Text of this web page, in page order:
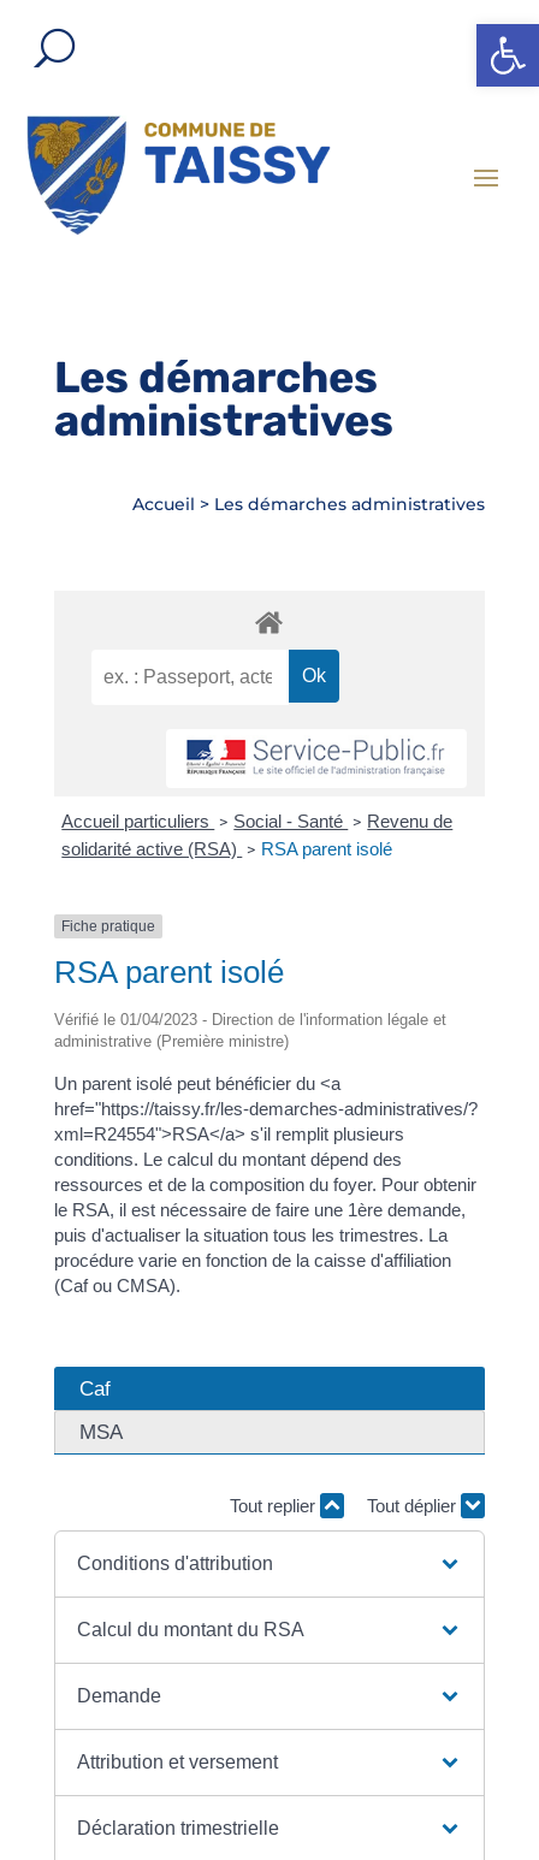
Ouvrir
Les démarches
administratives
Accueil > Les démarches administratives
Accueil particuliers > Social - Santé > Revenu de
solidarité active (RSA)
> RSA parent isolé
Fiche pratique
RSA parent isolé
Vérifié le 01/04/2023 - Direction de l'information légale et
administrative (Première ministre)
Un parent isolé peut bénéficier du <a
href="https://taissy.fr/les-demarches-administratives/?
xml=R24554">RSA</a> s'il remplit plusieurs
conditions. Le calcul du montant dépend des
ressources et de la composition du foyer. Pour obtenir
le RSA, il est nécessaire de faire une 1ère demande,
puis d'actualiser la situation tous les trimestres. La
procédure varie en fonction de la caisse d'affiliation
(Caf ou CMSA).
Caf
MSA
Tout replier Tout déplier
Conditions d'attribution
Calcul du montant du RSA
Demande
Attribution et versement
Déclaration trimestrielle